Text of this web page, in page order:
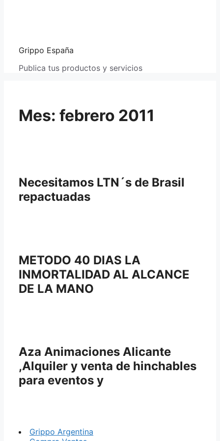
Grippo España
Publica tus productos y servicios
Mes: febrero 2011
Necesitamos LTN´s de Brasil
repactuadas
METODO 40 DIAS LA
INMORTALIDAD AL ALCANCE
DE LA MANO
Aza Animaciones Alicante
,Alquiler y venta de hinchables
para eventos y
Grippo Argentina